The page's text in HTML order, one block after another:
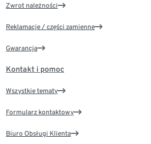
Zwrot należności
Reklamacje / części zamienne
Gwarancja
Kontakt i pomoc
Wszystkie tematy
Formularz kontaktowy
Biuro Obsługi Klienta